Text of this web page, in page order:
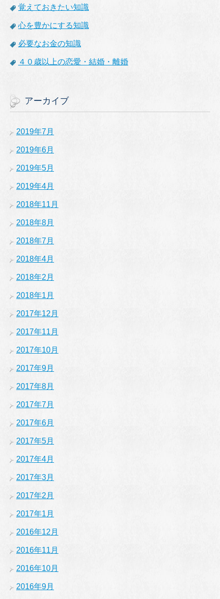
覚えておきたい知識
心を豊かにする知識
必要なお金の知識
４０歳以上の恋愛・結婚・離婚
アーカイブ
2019年7月
2019年6月
2019年5月
2019年4月
2018年11月
2018年8月
2018年7月
2018年4月
2018年2月
2018年1月
2017年12月
2017年11月
2017年10月
2017年9月
2017年8月
2017年7月
2017年6月
2017年5月
2017年4月
2017年3月
2017年2月
2017年1月
2016年12月
2016年11月
2016年10月
2016年9月